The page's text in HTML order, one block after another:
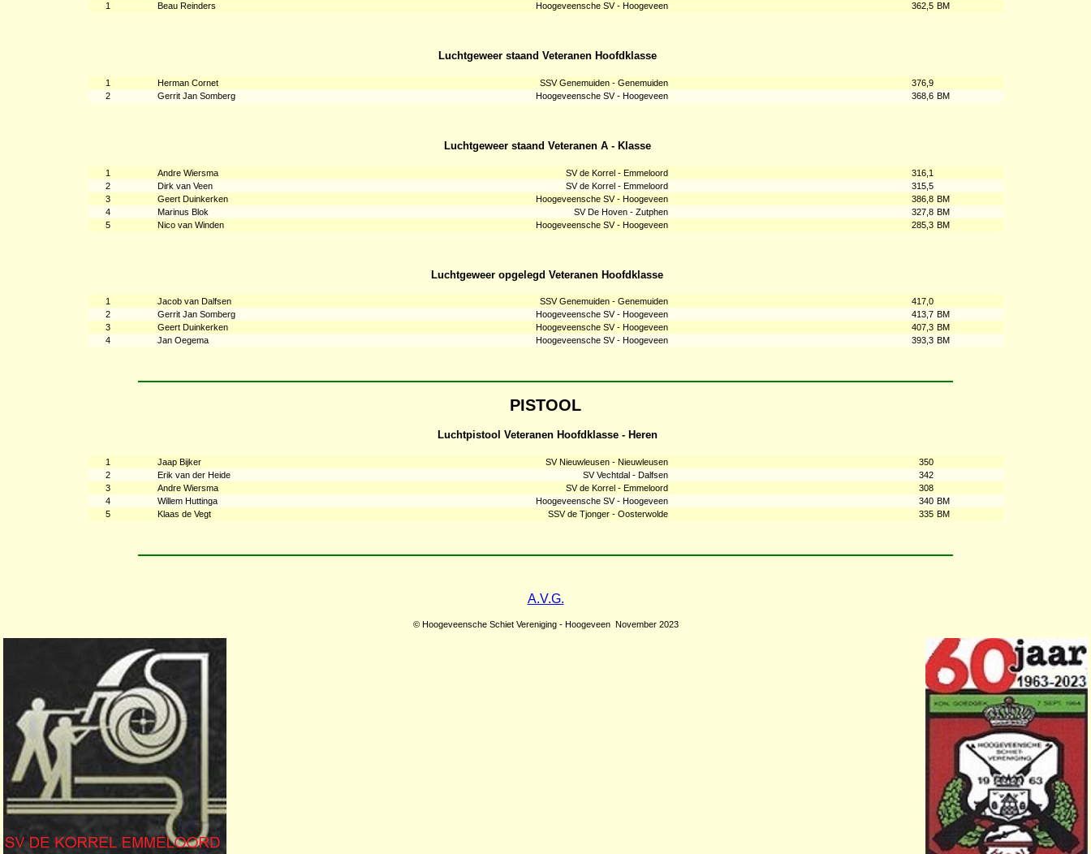
1 Beau Reinders Hoogeveensche SV - Hoogeveen 362,5 BM
Luchtgeweer staand Veteranen Hoofdklasse
1 Herman Cornet SSV Genemuiden - Genemuiden
376,9
2
Gerrit Jan Somberg Hoogeveensche SV - Hoogeveen 368,6 BM
Luchtgeweer staand Veteranen A - Klasse
1 Andre Wiersma SV de Korrel - Emmeloord
316,1
2
Dirk van Veen SV de Korrel - Emmeloord
315,5
3
Geert Duinkerken Hoogeveensche SV - Hoogeveen 386,8 BM
4
Marinus Blok SV De Hoven - Zutphen 327,8 BM
5
Nico van Winden Hoogeveensche SV - Hoogeveen 285,3 BM
Luchtgeweer opgelegd Veteranen Hoofdklasse
1 Jacob van Dalfsen SSV Genemuiden - Genemuiden
417,0
2
Gerrit Jan Somberg Hoogeveensche SV - Hoogeveen 413,7 BM
3
Geert Duinkerken Hoogeveensche SV - Hoogeveen 407,3 BM
4
Jan Oegema Hoogeveensche SV - Hoogeveen 393,3 BM
PISTOOL
Luchtpistool Veteranen Hoofdklasse - Heren
1 Jaap Bijker SV Nieuwleusen - Nieuwleusen
350
2
Erik van der Heide SV Vechtdal - Dalfsen
342
3
Andre Wiersma SV de Korrel - Emmeloord
308
4
Willem Huttinga Hoogeveensche SV - Hoogeveen 340 BM
5
Klaas de Vegt SSV de Tjonger - Oosterwolde 335 BM
A.V.G.
© Hoogeveensche Schiet Vereniging - Hoogeveen November 2023